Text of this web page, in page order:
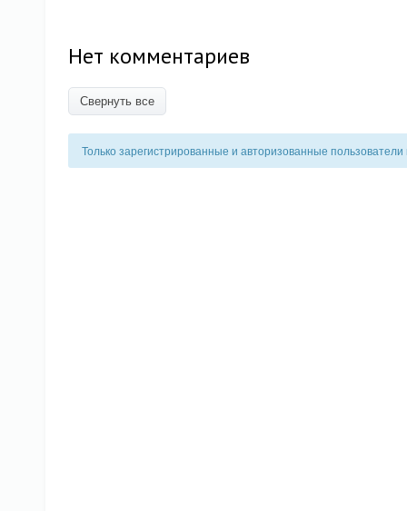
Нет комментариев
Свернуть все
Только зарегистрированные и авторизованные